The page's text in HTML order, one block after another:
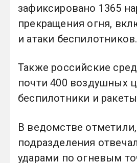
зафиксировано 1365
прекращения огня,
и атаки беспилотников.
Также российские
почти 400 воздушных
беспилотники и
В ведомстве
подразделения
ударами по огневым